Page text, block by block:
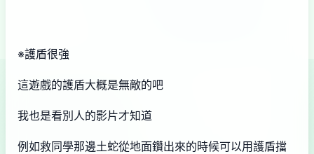
※護盾很強
這遊戲的護盾大概是無敵的吧
我也是看別人的影片才知道
例如救同學那邊土蛇從地面鑽出來的時候可以用護盾擋